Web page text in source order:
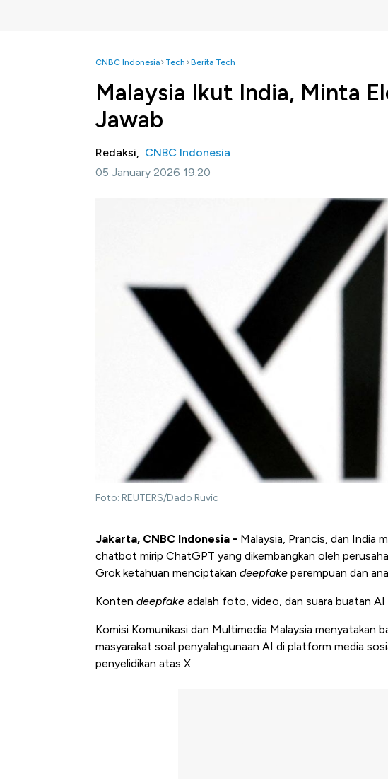
CNBC Indonesia Tech Berita Tech
Malaysia Ikut India, Minta
Jawab
Redaksi, CNBC Indonesia
05 January 2026 19:20
Foto: REUTERS/Dado Ruvic
Jakarta, CNBC Indonesia - Malaysia, Prancis, dan India
chatbot mirip ChatGPT yang dikembangkan oleh
Grok ketahuan menciptakan deepfake perempuan dan
Konten deepfake adalah foto, video, dan suara buatan AI
Komisi Komunikasi dan Multimedia Malaysia menyatakan
masyarakat soal penyalahgunaan AI di platform media
penyelidikan atas X.